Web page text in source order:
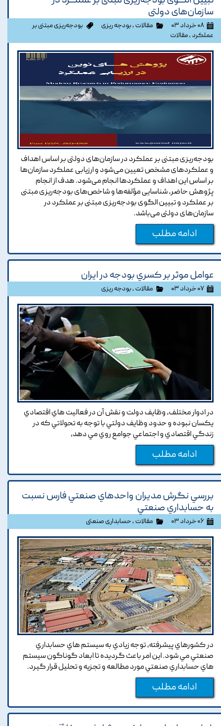
سازمان‌های دولتی
۰۸ خرداد ۰۳ مقالات ،بودجه ریزی
بودجه‌ریزی مبتنی بر
عملکرد ،مقالات
بودجه‌ریزی مبتنی بر عملکرد در سازمان‌های دولتی بر اساس اهداف
و عملکرد‌های مشخص تعیین می‌شود و ارزیابی عملکرد سازمان‌ها
بر اساس این اهداف و عملکردها انجام می‌شود. هدف از انجام
پژوهش حاضر، شناسایی مؤلفه‌ها و شاخص‌های بودجه‌ریزی مبتنی
بر عملکرد و تبیین الگوی بودجه‌ریزی مبتنی بر عملکرد در
سازمان‌های دولتی می‌باشد.
ادامه مطلب
عوامل موثر بر کسري بودجه در ايران
۰۷ خرداد ۰۳ مقالات ،بودجه ریزی
در ادوار مختلف, وظايف دولت و نقش آن در فعاليت هاي اقتصادي
يکسان نبوده و حدود وظايف دولتي با توجه به تحولاتي که در
زندگي اقتصادي و اجتماعي جوامع روي مي دهد,
ادامه مطلب
بررسي نگرش مديران واحدهاي صنعتي فارس نسبت
به حسابداري صنعتي
۰۶ خرداد ۰۳ مقالات ،حسابداری صنعتی
در کشورهاي پيشرفته, توجه زيادي به سيستم هاي حسابداري
صنعتي مي شود. اين امر باعث گرديده تا ابعاد گوناگون سيستم
هاي حسابداري صنعتي مورد مطالعه و تجزيه و تحليل قرار گيرد.
ادامه مطلب